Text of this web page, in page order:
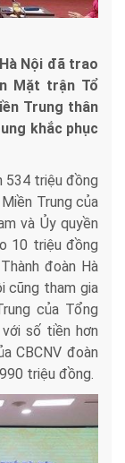
Nội đã trao
Mặt trận Tổ
Trung thân
khắc phục
534 triệu đồng
Trung của
và Ủy quyền
10 triệu đồng
đoàn Hà
cũng tham gia
của Tổng
số tiền hơn
CBCNV đoàn
triệu đồng.